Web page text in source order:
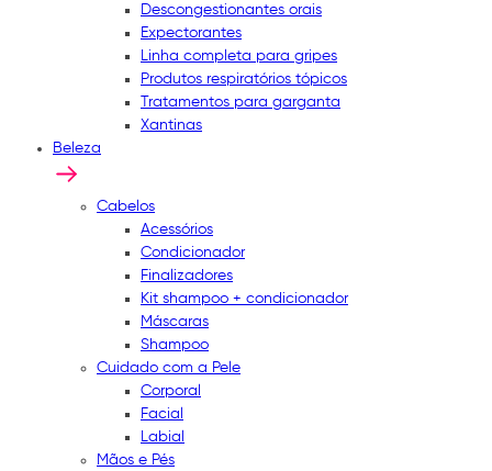
Descongestionantes orais
Expectorantes
Linha completa para gripes
Produtos respiratórios tópicos
Tratamentos para garganta
Xantinas
Beleza
Cabelos
Acessórios
Condicionador
Finalizadores
Kit shampoo + condicionador
Máscaras
Shampoo
Cuidado com a Pele
Corporal
Facial
Labial
Mãos e Pés